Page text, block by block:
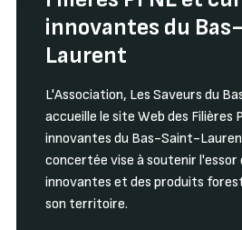
innovantes du
Laurent
L'Association, Les Saveurs du
accueille le site Web des Filières
innovantes du Bas-Saint-
concertée vise à soutenir l'essor
innovantes et des produits
son territoire.